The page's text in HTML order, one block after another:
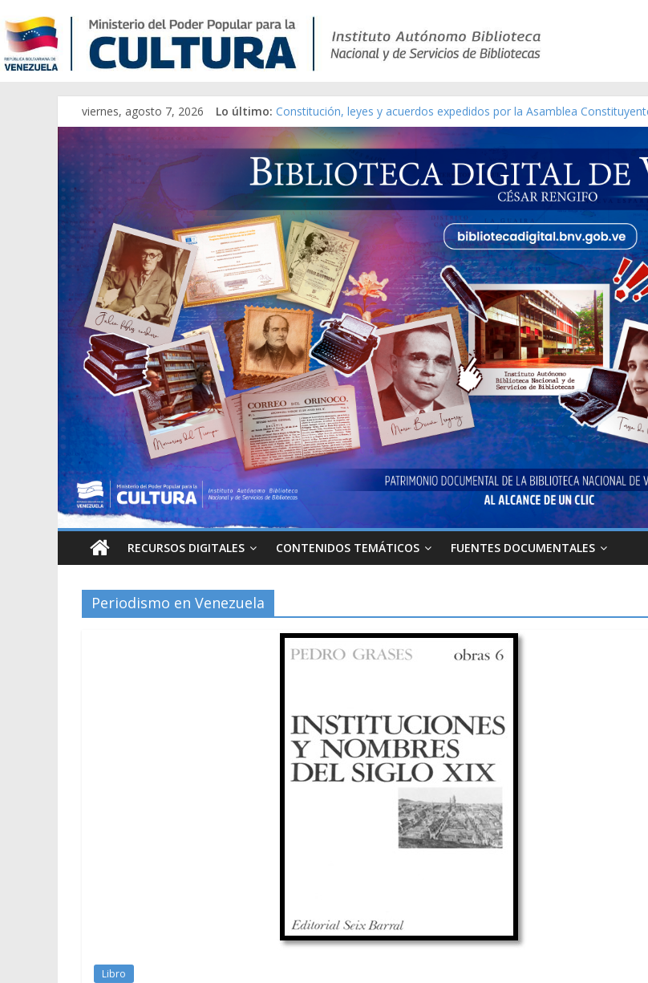
viernes, agosto 7, 2026 Lo último: Constitución, leyes y acuerdos expedidos por la Asamblea
Una Parálisis [material gráfico]
Modesta Bor Sánchez [material gráfico]
Gaceta Oficial de la República de Venezuela año CXXXIII Mes V,
Catálogo temático de obras de Modesta Bor
RECURSOS DIGITALES CONTENIDOS TEMÁTICOS FUENTES DOCUMENTALES
Periodismo en Venezuela
Libro